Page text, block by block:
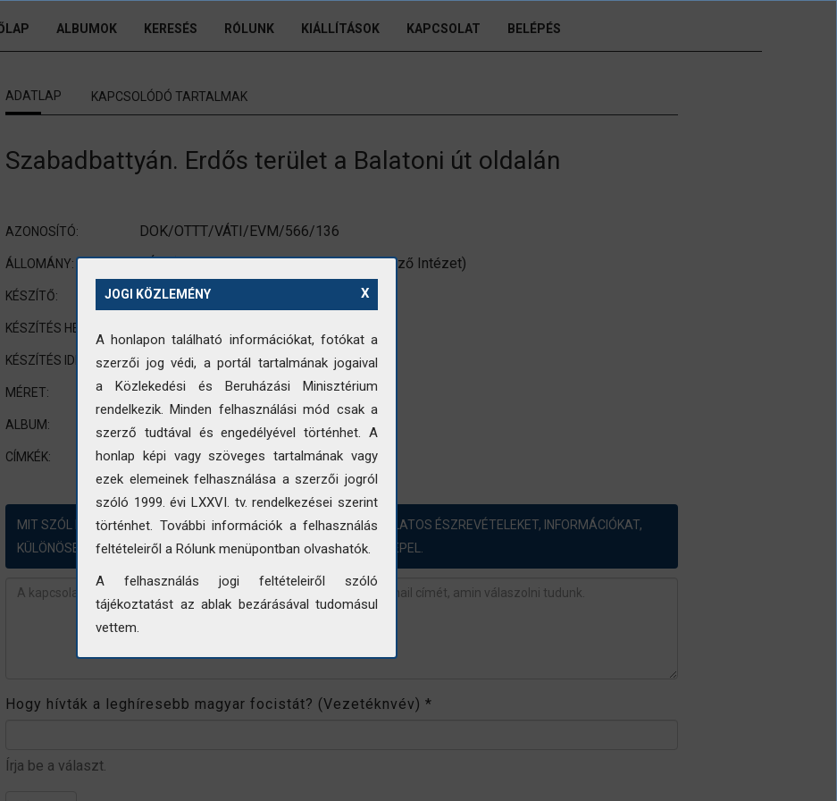
ALBUMOK KERESÉS RÓLUNK KIÁLLÍTÁSOK KAPCSOLAT BELÉPÉS
ADATLAP KAPCSOLÓDÓ TARTALMAK
Szabadbattyán. Erdős terület a Balatoni út oldalán
AZONOSÍTÓ: DOK/OTTT/VÁTI/EVM/566/136
ÁLLOMÁNY: VÁTI (Városépítési Tudományos és Tervező Intézet)
KÉSZÍTŐ: nincs adat
KÉSZÍTÉS HELYE:
KÉSZÍTÉS IDEJE: 1974
MÉRET: nem standard méretre vágott fotó
ALBUM: Terep-és labormunka
CÍMKÉK: VÁTI EVM felmérés környezet
MIT SZÓL HOZZÁ?! ÖRÖMMEL FOGADJUK A FOTÓINKKAL KAPCSOLATOS ÉSZREVÉTELEKET, INFORMÁCIÓKAT,
KÜLÖNÖSEN AZOKBAN AZ ESETEKBEN, AHOL „NINCS ADAT” SZEREPEL.
Hogy hívták a leghíresebb magyar focistát? (Vezetéknvév)*
Írja be a választ.
X
JOGI KÖZLEMÉNY
A honlapon található információkat, fotókat a
szerzői jog védi, a portál tartalmának jogaival
a Közlekedési és Beruházási Minisztérium
rendelkezik. Minden felhasználási mód csak a
szerző tudtával és engedélyével történhet. A
honlap képi vagy szöveges tartalmának vagy
ezek elemeinek felhasználása a szerzői jogról
szóló 1999. évi LXXVI. tv. rendelkezései szerint
történhet. További információk a felhasználás
feltételeiről a Rólunk menüpontban olvashatók.
A felhasználás jogi feltételeiről szóló
tájékoztatást az ablak bezárásával tudomásul
vettem.